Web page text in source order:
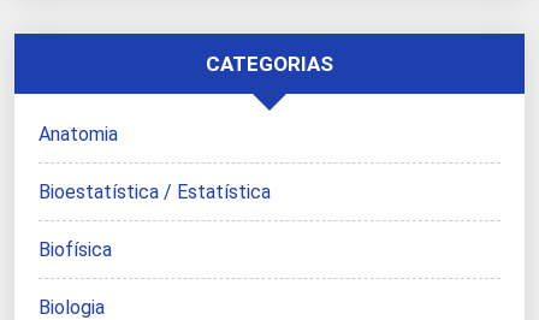
CATEGORIAS
Anatomia
Bioestatística / Estatística
Biofísica
Biologia